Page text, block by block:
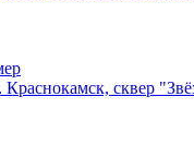
Краснокамск, сквер